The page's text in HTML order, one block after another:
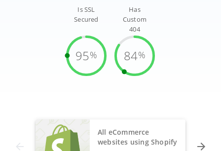
Is SSL
Secured
95%
Has
Custom
404
84%
All eCommerce
websites using Shopify